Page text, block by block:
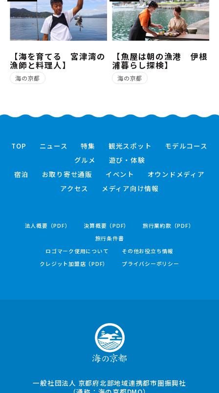
【海を育てる 宮津湾の
漁師と料理人】
海の京都
【魚屋は朝の漁港 伊根
浦暮らし探検】
海の京都
TOP ニュース 特集 観光スポット
モデルコース
グルメ
遊び・体験
宿泊
お取り寄せ通販 イベント
オウンドメディア
アクセス
メディア向け情報
法人概要（PDF） 決算概要（PDF）
旅行業約款（PDF）
旅行条件書
ロゴマーク使用について
その他お役立ち情報
クレジット加盟店（PDF）
プライバシーポリシー
一般社団法人 京都府北部地域連携都市圏振興社